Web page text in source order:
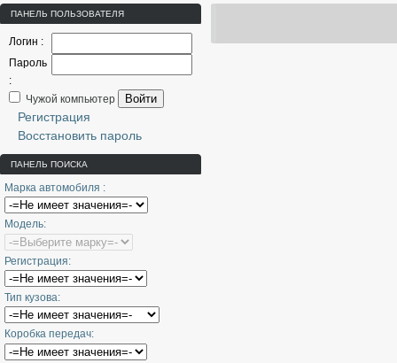
ПАНЕЛЬ ПОЛЬЗОВАТЕЛЯ
Логин :
Пароль
:
Чужой компьютер
Войти
Регистрация
Восстановить пароль
ПАНЕЛЬ ПОИСКА
Марка автомобиля :
Модель:
Регистрация:
Тип кузова:
Коробка передач: